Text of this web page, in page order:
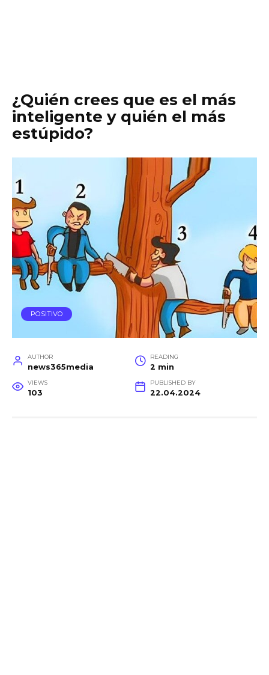
¿Quién crees que es el más
inteligente y quién el más
estúpido?
POSITIVO
AUTHOR
news365media
READING
2 min
VIEWS
103
PUBLISHED BY
22.04.2024